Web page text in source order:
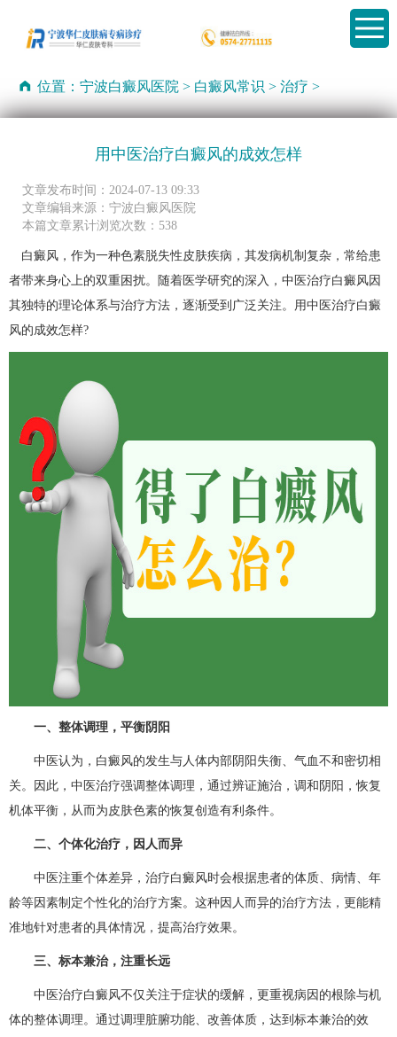
位置：宁波白癜风医院 > 白癜风常识 >治疗 >
用中医治疗白癜风的成效怎样
文章发布时间：2024-07-13 09:33
文章编辑来源：宁波白癜风医院
本篇文章累计浏览次数：538
白癜风，作为一种色素脱失性皮肤疾病，其发病机制复杂，常给患
者带来身心上的双重困扰。随着医学研究的深入，中医治疗白癜风因
其独特的理论体系与治疗方法，逐渐受到广泛关注。用中医治疗白癜
风的成效怎样?
一、整体调理，平衡阴阳
中医认为，白癜风的发生与人体内部阴阳失衡、气血不和密切相
关。因此，中医治疗强调整体调理，通过辨证施治，调和阴阳，恢复
机体平衡，从而为皮肤色素的恢复创造有利条件。
二、个体化治疗，因人而异
中医注重个体差异，治疗白癜风时会根据患者的体质、病情、年
龄等因素制定个性化的治疗方案。这种因人而异的治疗方法，更能精
准地针对患者的具体情况，提高治疗效果。
三、标本兼治，注重长远
中医治疗白癜风不仅关注于症状的缓解，更重视病因的根除与机
体的整体调理。通过调理脏腑功能、改善体质，达到标本兼治的效